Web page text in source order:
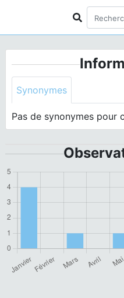
Synonymes
Pas de synonymes pour